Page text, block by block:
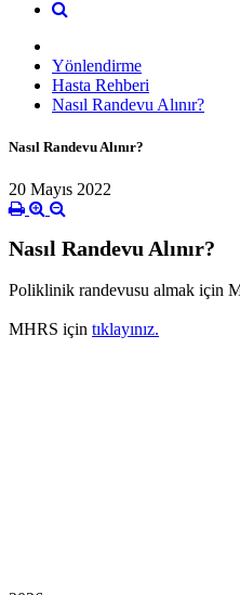
Yönlendirme
Hasta Rehberi
Nasıl Randevu Alınır?
Nasıl Randevu Alınır?
20 Mayıs 2022
Nasıl Randevu Alınır?
Poliklinik randevusu almak için
MHRS için tıklayınız.